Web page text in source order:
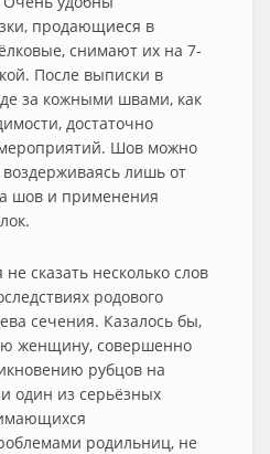
продающиеся в
снимают их на 7-
После выписки в
за кожными швами, как
достаточно
Шов можно
лишь от
шов и применения
сказать несколько слов
родового
сечения. Казалось бы,
женщину, совершенно
рубцов на
один из серьёзных
родильниц, не